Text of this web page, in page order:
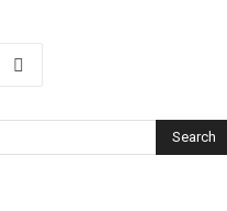
Search